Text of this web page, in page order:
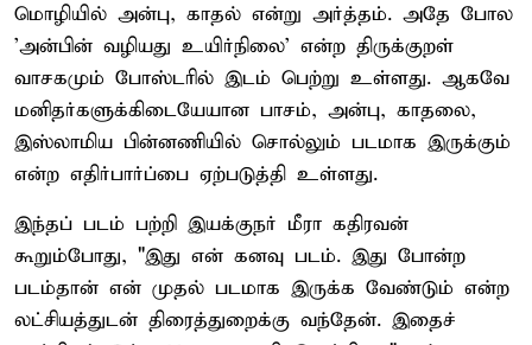
மொழியில் அன்பு, காதல் என்று அர்த்தம். அதே போல
'அன்பின் வழியது உயிர்நிலை' என்ற திருக்குறள்
வாசகமும் போஸ்டரில் இடம் பெற்று உள்ளது. ஆகவே
மனிதர்களுக்கிடையேயான பாசம், அன்பு, காதலை,
இஸ்லாமிய பின்னணியில் சொல்லும் படமாக இருக்கும்
என்ற எதிர்பார்ப்பை ஏற்படுத்தி உள்ளது.
இந்தப் படம் பற்றி இயக்குநர் மீரா கதிரவன்
கூறும்போது, "இது என் கனவு படம். இது போன்ற
படம்தான் என் முதல் படமாக இருக்க வேண்டும் என்ற
லட்சியத்துடன் திரைத்துறைக்கு வந்தேன். இதைச்